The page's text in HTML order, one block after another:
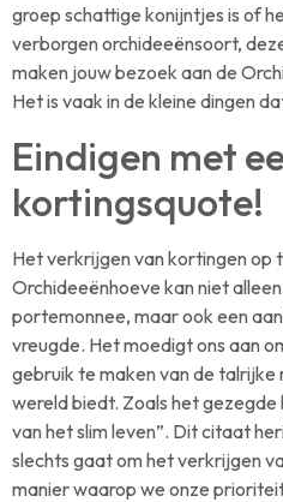
groep schattige konijntjes is of
verborgen orchideeënsoort,
maken jouw bezoek aan de
Het is vaak in de kleine dingen
Eindigen met
kortingsquote!
Het verkrijgen van kortingen op
Orchideeënhoeve kan niet
portemonnee, maar ook een
vreugde. Het moedigt ons aan
gebruik te maken van de talrijke
wereld biedt. Zoals het gezegde
van het slim leven”. Dit citaat
slechts gaat om het verkrijgen
manier waarop we onze